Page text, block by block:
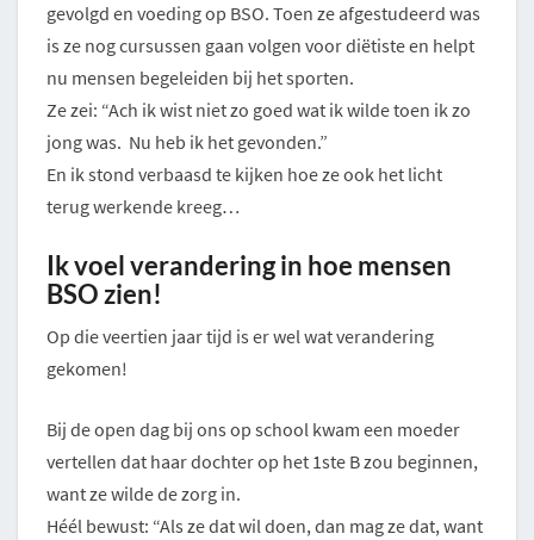
gevolgd en voeding op BSO. Toen ze afgestudeerd was
is ze nog cursussen gaan volgen voor diëtiste en helpt
nu mensen begeleiden bij het sporten.
Ze zei: “Ach ik wist niet zo goed wat ik wilde toen ik zo
jong was. Nu heb ik het gevonden.”
En ik stond verbaasd te kijken hoe ze ook het licht
terug werkende kreeg…
Ik voel verandering in hoe mensen
BSO zien!
Op die veertien jaar tijd is er wel wat verandering
gekomen!
Bij de open dag bij ons op school kwam een moeder
vertellen dat haar dochter op het 1ste B zou beginnen,
want ze wilde de zorg in.
Héél bewust: “Als ze dat wil doen, dan mag ze dat, want